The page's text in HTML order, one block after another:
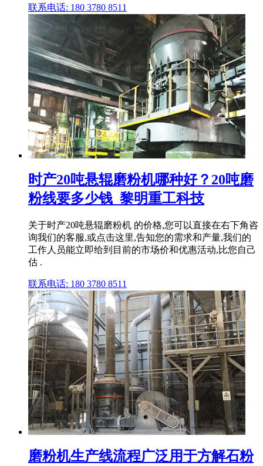
联系电话: 180 3780 8511
时产20吨悬辊磨粉机哪种好？20吨磨
粉线要多少钱_黎明重工科技
关于时产20吨悬辊磨粉机 的价格,您可以直接在右下角咨
询我们的客服,或点击这里,告知您的需求和产量,我们的
工作人员能立即给到目前的市场价和优惠活动,比您自己
估 .
联系电话: 180 3780 8511
磨粉机生产线流程广泛用于方解石粉